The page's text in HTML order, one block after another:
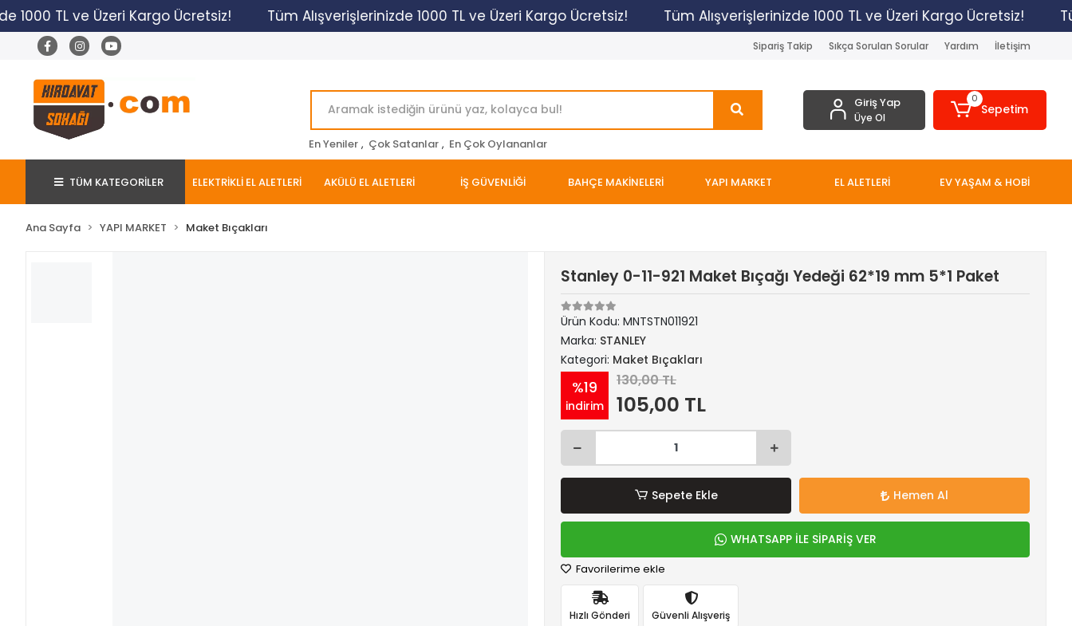
TL ve Üzeri Kargo Ücretsiz! Tüm Alışverişlerinizde 1000 TL ve Üzeri Kargo Ücretsiz! Tüm Alışverişlerinizde 1000 TL ve Üzeri Kargo Ücretsiz!
Sipariş Takip Sıkça Sorulan Sorular Yardım İletişim
En Yeniler , Çok Satanlar , En Çok Oylananlar
Giriş Yap
Üye Ol
0
Sepetim
TÜM KATEGORİLER ELEKTRİKLİ EL ALETLERİ AKÜLÜ EL ALETLERİ İŞ GÜVENLİĞİ BAHÇE MAKİNELERİ YAPI MARKET EL ALETLERİ EV YAŞAM & HOBİ
Ana Sayfa YAPI MARKET Maket Bıçakları
Stanley 0-11-921 Maket Bıçağı Yedeği 62*19 mm 5*1 Paket
Ürün Kodu: MNTSTN011921
Marka: STANLEY
Kategori: Maket Bıçakları
%19
indirim
130,00 TL
105,00 TL
Sepete Ekle Hemen Al
WHATSAPP İLE SİPARİŞ VER
Favorilerime ekle
Hızlı Gönderi Güvenli Alışveriş